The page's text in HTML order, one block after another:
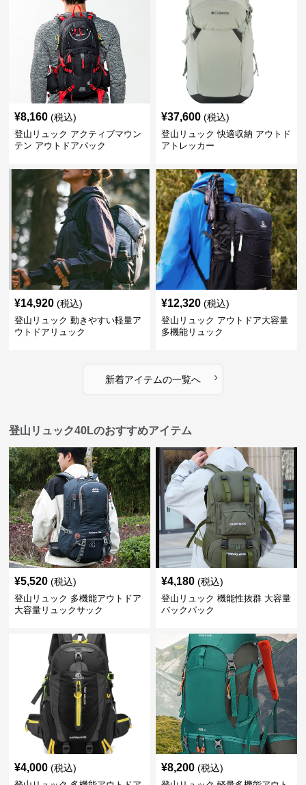
¥8,160 (税込)
登山リュック アクティブマウン
テン アウトドアパック
¥37,600 (税込)
登山リュック 快適収納 アウトド
アトレッカー
¥14,920 (税込)
登山リュック 動きやすい軽量ア
ウトドアリュック
¥12,320 (税込)
登山リュック アウトドア大容量
多機能リュック
新着アイテムの一覧へ ›
登山リュック40Lのおすすめアイテム
¥5,520 (税込)
登山リュック 多機能アウトドア
大容量リュックサック
¥4,180 (税込)
登山リュック 機能性抜群 大容量
バックパック
¥4,000 (税込) ¥8,200 (税込)